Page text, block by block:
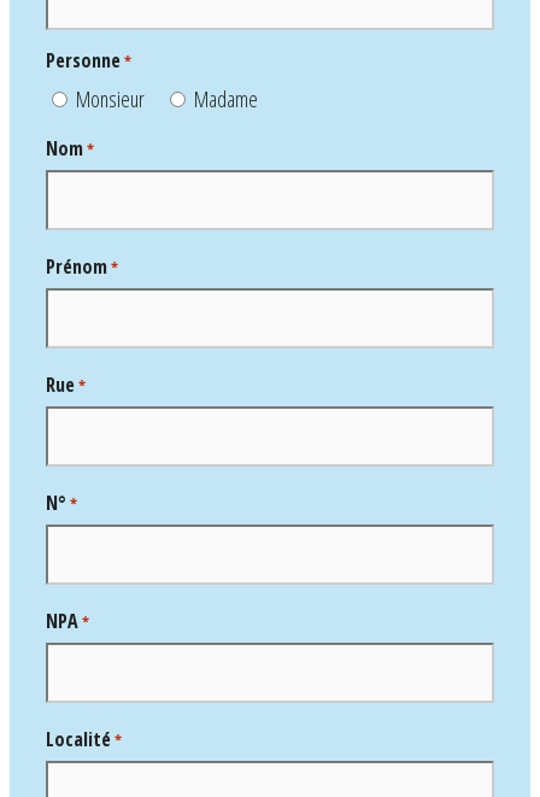
Personne*
Monsieur Madame
Nom*
Prénom*
Rue*
N° *
NPA*
Localité*